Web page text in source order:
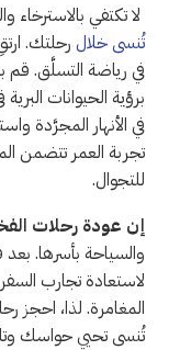
لا تكتفي بالاسترخاء
تُنسى خلال رحلتك.
في رياضة التسلَّق. قم
برؤية الحيوانات
في الأنهار المجرَّدة
تجربة العمر تتضمن
للتجوال.
إن عودة رحلات
والسياحة بأسرها.
لاستعادة تجارب
المغامرة. لذا، احجز
تُنسى تحيي حواسك